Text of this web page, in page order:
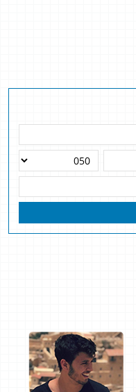
מאיה בן נון
4 יחידות